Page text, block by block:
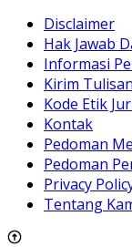
Disclaimer
Hak Jawab
Informasi
Kirim Tulisan
Kode Etik
Kontak
Pedoman
Pedoman
Privacy
Tentang